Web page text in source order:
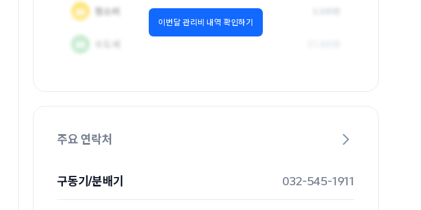
이번달 관리비 내역 확인하기
주요 연락처
구동기/분배기 032-545-1911